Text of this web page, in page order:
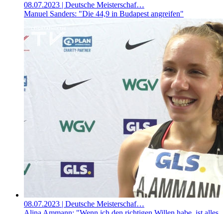
08.07.2023 | Deutsche Meisterschaf…
Manuel Sanders: "Die 44,9 in Budapest angreifen"
08.07.2023 | Deutsche Meisterschaf…